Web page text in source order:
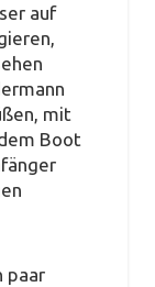
auf
mit
Boot
paar